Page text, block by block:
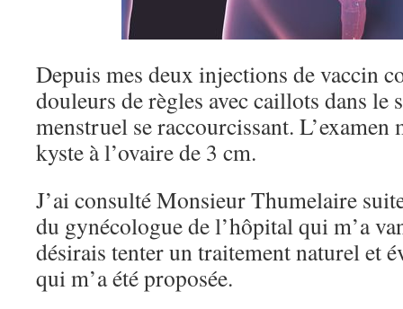
Depuis mes deux injections de vaccin
douleurs de règles avec caillots dans le
menstruel se raccourcissant. L’examen
kyste à l’ovaire de 3 cm.
J’ai consulté Monsieur Thumelaire
du gynécologue de l’hôpital qui m’a
désirais tenter un traitement naturel et
qui m’a été proposée.